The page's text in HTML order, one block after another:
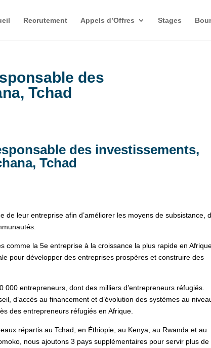
Recrutement Appels d’Offres Stages
des
Tchad
des investissements,
Tchad
de leur entreprise afin d’améliorer les moyens de subsistance,
comme la 5e entreprise à la croissance la plus rapide en
pour développer des entreprises prospères et construire des
entrepreneurs, dont des milliers d’entrepreneurs réfugiés.
d’accès au financement et d’évolution des systèmes au
des entrepreneurs réfugiés en Afrique.
répartis au Tchad, en Éthiopie, au Kenya, au Rwanda et au
nous ajoutons 3 pays supplémentaires pour servir plus de